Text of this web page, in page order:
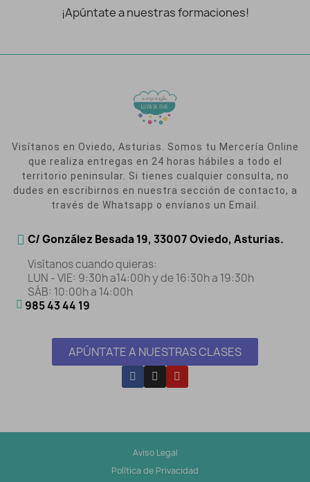
¡Apúntate a nuestras formaciones!
Visítanos en Oviedo, Asturias. Somos tu Mercería Online
que realiza entregas en 24 horas hábiles a todo el
territorio peninsular. Si tienes cualquier consulta, no
dudes en escribirnos en nuestra sección de contacto, a
través de Whatsapp o envíanos un Email.
C/ González Besada 19, 33007 Oviedo, Asturias.
Visítanos cuando quieras:
LUN - VIE: 9:30h a14:00h y de 16:30h a 19:30h
SÁB: 10:00h a 14:00h
985 43 44 19
APÚNTATE A NUESTRAS CLASES
Aviso Legal
Política de Privacidad